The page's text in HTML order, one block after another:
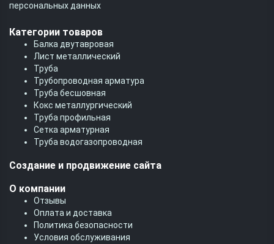
персональных данных
Категории товаров
Балка двутавровая
Лист металлический
Труба
Трубопроводная арматура
Труба бесшовная
Кокс металлургический
Труба профильная
Cетка арматурная
Труба водогазопроводная
Создание и продвижение сайта
О компании
Отзывы
Оплата и доставка
Политика безопасности
Условия обслуживания